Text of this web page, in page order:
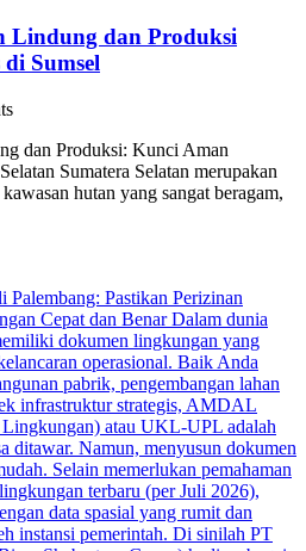
Lindung dan Produksi
Sumsel
dan Produksi: Kunci Aman
Sumatera Selatan merupakan
hutan yang sangat beragam,